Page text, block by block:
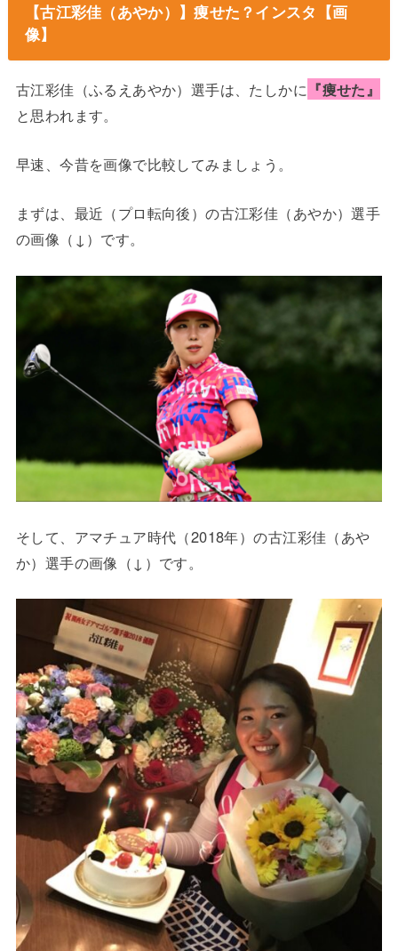
【古江彩佳（あやか）】痩せた？インスタ【画
像】
古江彩佳（ふるえあやか）選手は、たしかに 『痩せた』
と思われます。
早速、今昔を画像で比較してみましょう。
まずは、最近（プロ転向後）の古江彩佳（あやか）選手
の画像（↓）です。
そして、アマチュア時代（2018年）の古江彩佳（あや
か）選手の画像（↓）です。